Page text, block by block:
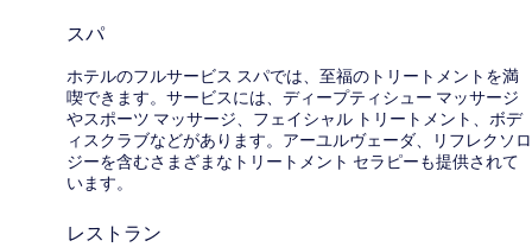
スパ
ホテルのフルサービス スパでは、至福のトリートメントを満
喫できます。サービスには、ディープティシュー マッサージ
やスポーツ マッサージ、フェイシャル トリートメント、ボデ
ィスクラブなどがあります。アーユルヴェーダ、リフレクソロ
ジーを含むさまざまなトリートメント セラピーも提供されて
います。
レストラン